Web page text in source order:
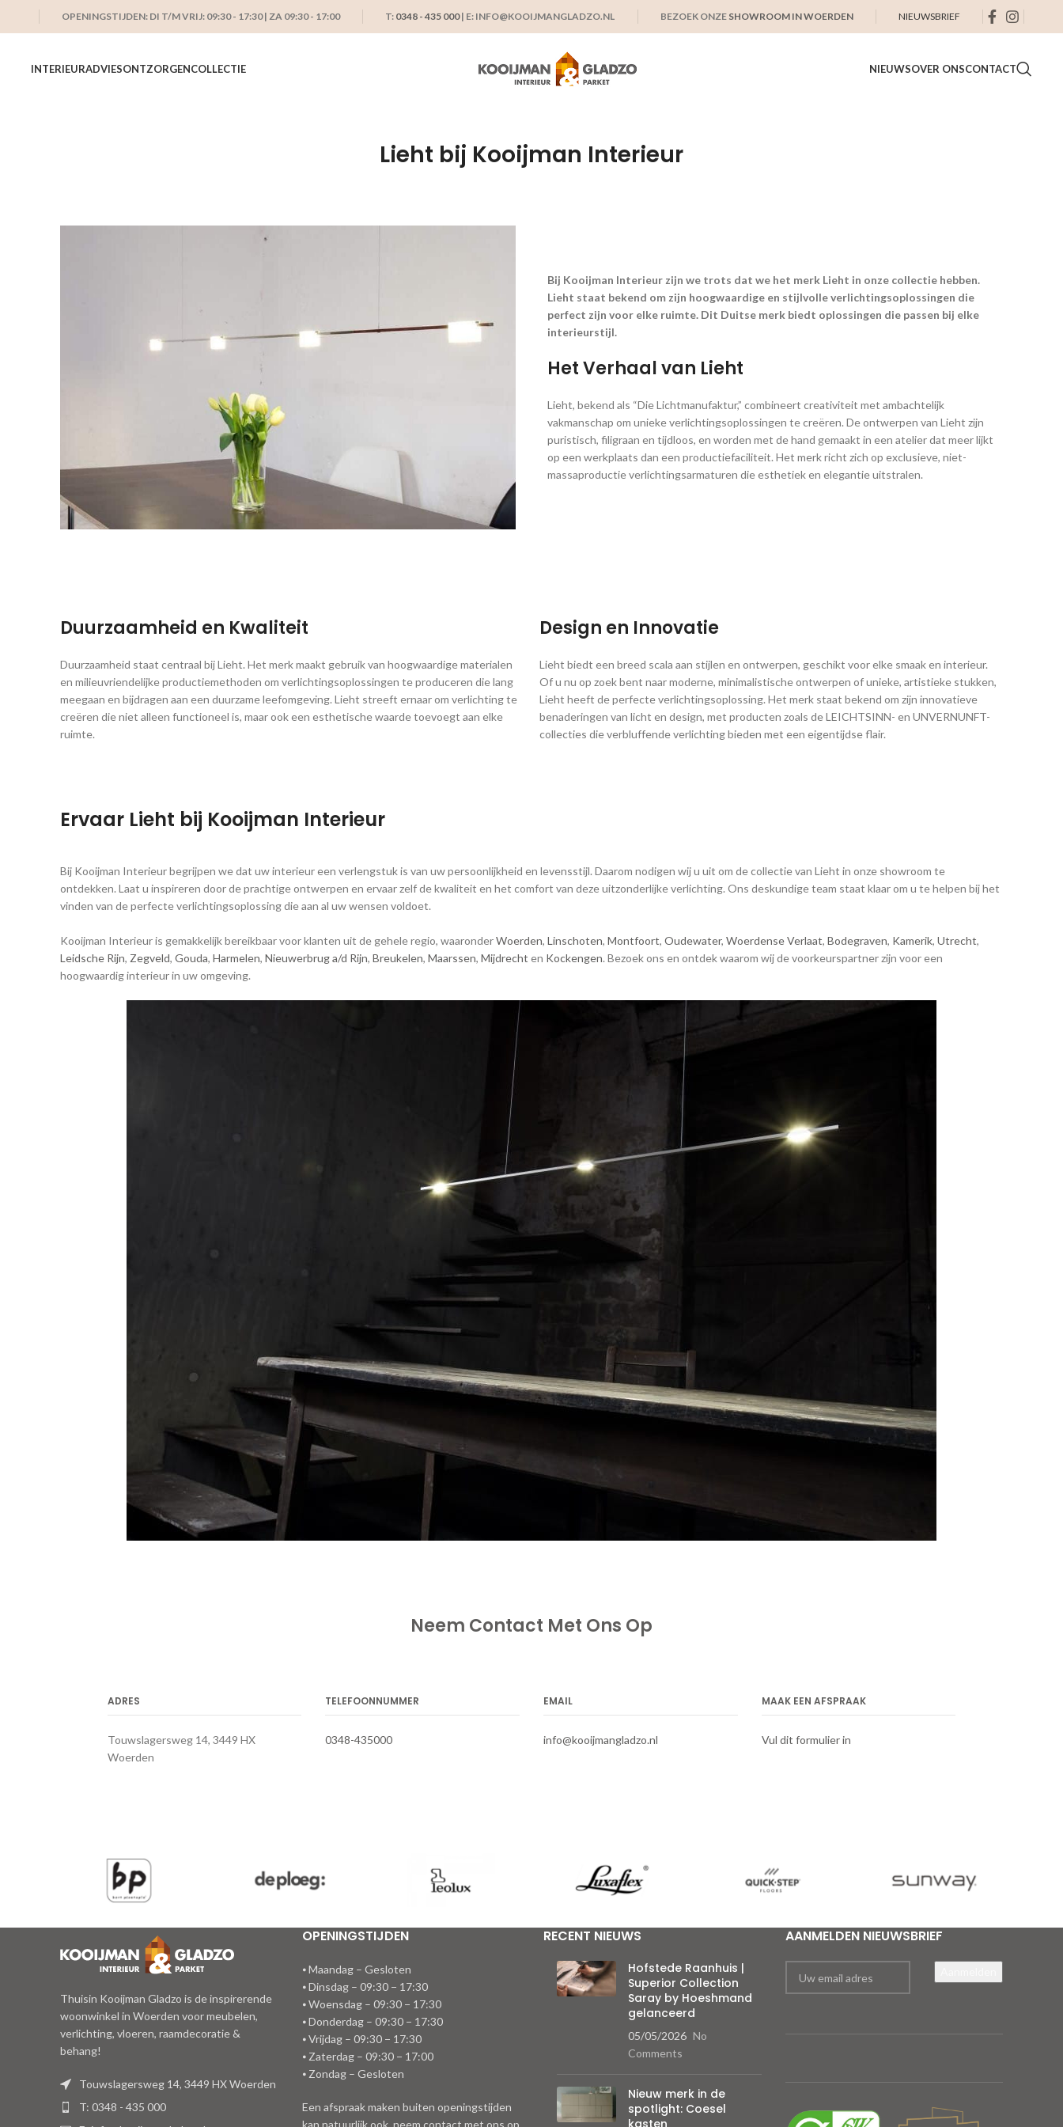
OPENINGSTIJDEN: DI T/M VRIJ: 09:30 - 17:30 | ZA 09:30 - 17:00 T: 0348 - 435 000| E: INFO@KOOIJMANGLADZO.NL BEZOEK ONZE SHOWROOM IN WOERDEN NIEUWSBRIEF
INTERIEURADVIESONTZORGENCOLLECTIE NIEUWSOVER ONSCONTACT
Lieht bij Kooijman Interieur
Bij Kooijman Interieur zijn we trots dat we het merk Lieht in onze collectie hebben.
Lieht staat bekend om zijn hoogwaardige en stijlvolle verlichtingsoplossingen die
perfect zijn voor elke ruimte. Dit Duitse merk biedt oplossingen die passen bij elke
interieurstijl.
Het Verhaal van Lieht
Lieht, bekend als “Die Lichtmanufaktur,” combineert creativiteit met ambachtelijk
vakmanschap om unieke verlichtingsoplossingen te creëren. De ontwerpen van Lieht zijn
puristisch, filigraan en tijdloos, en worden met de hand gemaakt in een atelier dat meer lijkt
op een werkplaats dan een productiefaciliteit. Het merk richt zich op exclusieve, niet-
massaproductie verlichtingsarmaturen die esthetiek en elegantie uitstralen.
Duurzaamheid en Kwaliteit
Duurzaamheid staat centraal bij Lieht. Het merk maakt gebruik van hoogwaardige materialen
en milieuvriendelijke productiemethoden om verlichtingsoplossingen te produceren die lang
meegaan en bijdragen aan een duurzame leefomgeving. Lieht streeft ernaar om verlichting te
creëren die niet alleen functioneel is, maar ook een esthetische waarde toevoegt aan elke
ruimte​.
Design en Innovatie
Lieht biedt een breed scala aan stijlen en ontwerpen, geschikt voor elke smaak en interieur.
Of u nu op zoek bent naar moderne, minimalistische ontwerpen of unieke, artistieke stukken,
Lieht heeft de perfecte verlichtingsoplossing. Het merk staat bekend om zijn innovatieve
benaderingen van licht en design, met producten zoals de LEICHTSINN- en UNVERNUNFT-
collecties die verbluffende verlichting bieden met een eigentijdse flair​.
Ervaar Lieht bij Kooijman Interieur
Bij Kooijman Interieur begrijpen we dat uw interieur een verlengstuk is van uw persoonlijkheid en levensstijl. Daarom nodigen wij u uit om de collectie van Lieht in onze showroom te
ontdekken. Laat u inspireren door de prachtige ontwerpen en ervaar zelf de kwaliteit en het comfort van deze uitzonderlijke verlichting. Ons deskundige team staat klaar om u te helpen bij het
vinden van de perfecte verlichtingsoplossing die aan al uw wensen voldoet.
Kooijman Interieur is gemakkelijk bereikbaar voor klanten uit de gehele regio, waaronderWoerden, Linschoten, Montfoort, Oudewater, Woerdense Verlaat, Bodegraven, Kamerik, Utrecht,
Leidsche Rijn, Zegveld, Gouda, Harmelen, Nieuwerbrug a/d Rijn, Breukelen, Maarssen, Mijdrecht en Kockengen. Bezoek ons en ontdek waarom wij de voorkeurspartner zijn voor een
hoogwaardig interieur in uw omgeving.
Neem Contact Met Ons Op
ADRES
Touwslagersweg 14, 3449 HX
Woerden
TELEFOONNUMMER
0348-435000
EMAIL
info@kooijmangladzo.nl
MAAK EEN AFSPRAAK
Vul dit formulier in
Thuisin Kooijman Gladzo is de inspirerende
woonwinkel in Woerden voor meubelen,
verlichting, vloeren, raamdecoratie &
behang!
Touwslagersweg 14, 3449 HX Woerden
T: 0348 - 435 000
OPENINGSTIJDEN
⦁ Maandag – Gesloten
⦁ Dinsdag – 09:30 − 17:30
⦁ Woensdag – 09:30 − 17:30
⦁ Donderdag – 09:30 − 17:30
⦁ Vrijdag – 09:30 − 17:30
⦁ Zaterdag – 09:30 − 17:00
⦁ Zondag – Gesloten
Een afspraak maken buiten openingstijden
RECENT NIEUWS
Hofstede Raanhuis |
Superior Collection
Saray by Hoeshmand
gelanceerd
05/05/2026 No
Comments
Nieuw merk in de
spotlight: Coesel
AANMELDEN NIEUWSBRIEF